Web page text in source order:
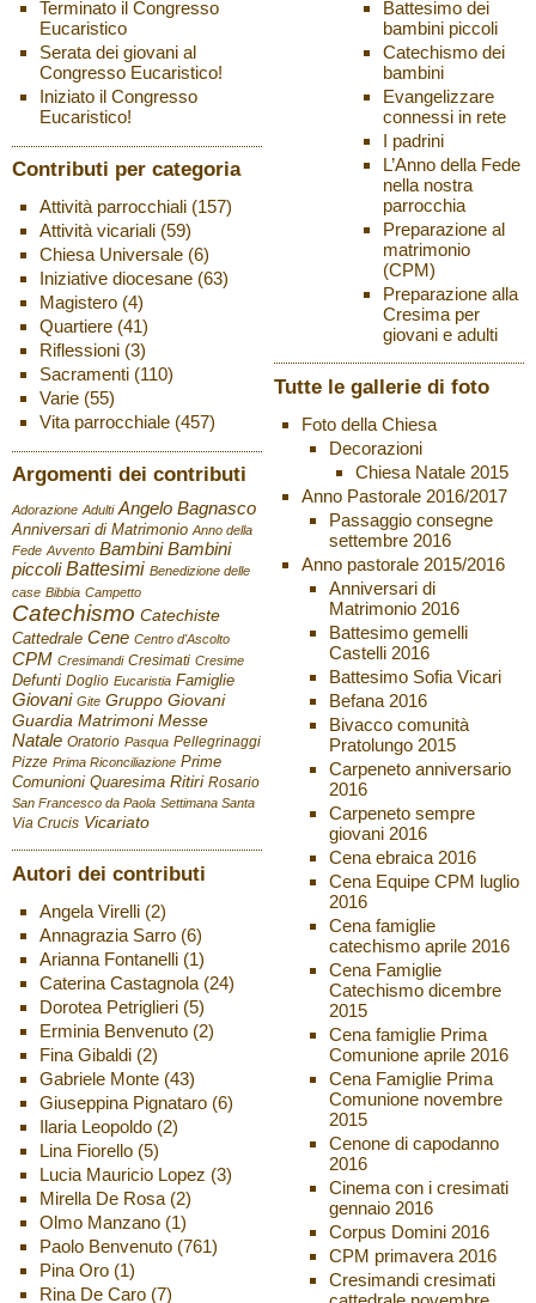
Terminato il Congresso
Eucaristico
Serata dei giovani al
Congresso Eucaristico!
Iniziato il Congresso
Eucaristico!
Contributi per categoria
Attività parrocchiali(157)
Attività vicariali(59)
Chiesa Universale(6)
Iniziative diocesane(63)
Magistero(4)
Quartiere(41)
Riflessioni(3)
Sacramenti(110)
Varie(55)
Vita parrocchiale(457)
Argomenti dei contributi
Adorazione Adulti Angelo Bagnasco
Anniversari di Matrimonio Anno della
Fede Avvento Bambini Bambini
piccoli Battesimi Benedizione delle
case Bibbia Campetto
Catechismo Catechiste
Cattedrale Cene Centro d'Ascolto
CPM Cresimandi Cresimati Cresime
Defunti Doglio Eucaristia Famiglie
Giovani Gite Gruppo Giovani
Guardia Matrimoni Messe
Natale Oratorio Pasqua Pellegrinaggi
Pizze Prima Riconciliazione Prime
Comunioni Quaresima Ritiri Rosario
San Francesco da Paola Settimana Santa
Via Crucis Vicariato
Autori dei contributi
Angela Virelli(2)
Annagrazia Sarro(6)
Arianna Fontanelli(1)
Caterina Castagnola(24)
Dorotea Petriglieri(5)
Erminia Benvenuto(2)
Fina Gibaldi(2)
Gabriele Monte(43)
Giuseppina Pignataro(6)
Ilaria Leopoldo(2)
Lina Fiorello(5)
Lucia Mauricio Lopez (3)
Mirella De Rosa(2)
Olmo Manzano(1)
Paolo Benvenuto(761)
Pina Oro(1)
Rina De Caro(7)
Battesimo dei
bambini piccoli
Catechismo dei
bambini
Evangelizzare
connessi in rete
I padrini
L’Anno della Fede
nella nostra
parrocchia
Preparazione al
matrimonio
(CPM)
Preparazione alla
Cresima per
giovani e adulti
Tutte le gallerie di foto
Foto della Chiesa
Decorazioni
Chiesa Natale 2015
Anno Pastorale 2016/2017
Passaggio consegne
settembre 2016
Anno pastorale 2015/2016
Anniversari di
Matrimonio 2016
Battesimo gemelli
Castelli 2016
Battesimo Sofia Vicari
Befana 2016
Bivacco comunità
Pratolungo 2015
Carpeneto anniversario
2016
Carpeneto sempre
giovani 2016
Cena ebraica 2016
Cena Equipe CPM luglio
2016
Cena famiglie
catechismo aprile 2016
Cena Famiglie
Catechismo dicembre
2015
Cena famiglie Prima
Comunione aprile 2016
Cena Famiglie Prima
Comunione novembre
2015
Cenone di capodanno
2016
Cinema con i cresimati
gennaio 2016
Corpus Domini 2016
CPM primavera 2016
Cresimandi cresimati